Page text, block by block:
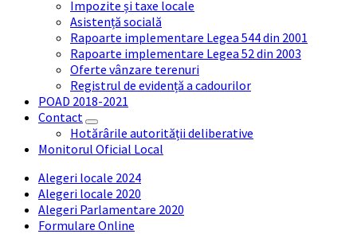
Impozite și taxe locale
Asistență socială
Rapoarte implementare Legea 544 din 2001
Rapoarte implementare Legea 52 din 2003
Oferte vânzare terenuri
Registrul de evidență a cadourilor
POAD 2018-2021
Contact
Hotărârile autorității deliberative
Monitorul Oficial Local
Alegeri locale 2024
Alegeri locale 2020
Alegeri Parlamentare 2020
Formulare Online